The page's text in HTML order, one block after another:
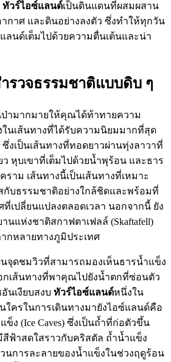
ทัวร์ไอซ์แลนด์เป็นดินแดนที่ผสมผสาน
กาศ และดินอย่างลงตัว ซึ่งทำให้ทุกวัน
ลนด์เต็มไปด้วยความตื่นเต้นและน่า
รวจธรรมชาติแบบดิบ ๆ
ามากมายให้คุณได้ท้าทายความ
ในเส้นทางที่ได้รับความนิยมมากที่สุด
ซึ่งเป็นเส้นทางที่ทอดยาวผ่านทุ่งลาวาที่
หุบเขาที่เต็มไปด้วยน้ำพุร้อน และธาร
าม เส้นทางนี้เป็นเส้นทางที่เหมาะ
กับธรรมชาติอย่างใกล้ชิดและพร้อมที่
เปลี่ยนแปลงตลอดเวลา นอกจากนี้ ยัง
นแห่งชาติสกาฟตาเฟลล์ (Skaftafell)
กหลายทางภูมิประเทศ
จุดชมวิวที่สามารถมองเห็นธารน้ำแข็ง
กเส้นทางที่พาคุณไปยังน้ำตกที่ซ่อนตัว
นเงียบสงบ ทัวร์ไอซ์แลนด์หนึ่งใน
ครในการเดินทางมายังไอซ์แลนด์คือ
ข็ง (Ice Caves) ซึ่งเป็นถ้ำที่ก่อตัวขึ้น
ฟ้าสดใสราวกับคริสตัล ถ้ำน้ำแข็ง
นการละลายของน้ำแข็งในช่วงฤดูร้อน